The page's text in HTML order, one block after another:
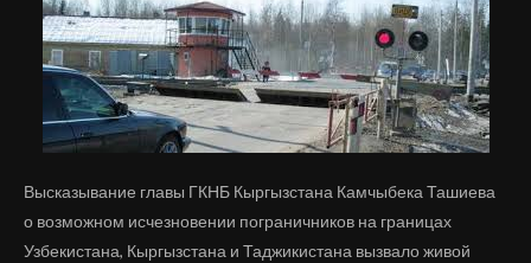
Высказывание главы ГКНБ Кыргызстана Камчыбека Ташиева
о возможном исчезновении пограничников на границах
Узбекистана, Кыргызстана и Таджикистана вызвало живой